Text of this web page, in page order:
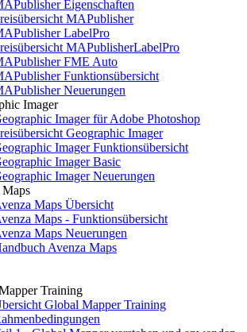
Eigenschaften
MAPublisher
LabelPro
MAPublisherLabelPro
FME Auto
Funktionsübersicht
Neuerungen
Imager
Imager für Adobe Photoshop
Geographic Imager
Imager Funktionsübersicht
Imager Basic
Imager Neuerungen
Maps
Maps Übersicht
Maps - Funktionsübersicht
Maps Neuerungen
Avenza Maps
Training
Global Mapper Training